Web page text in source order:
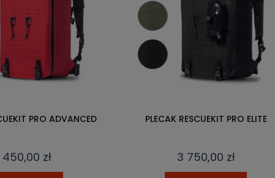
PRO ADVANCED
zł
PLECAK RESCUEKIT PRO ELITE
3 750,00 zł